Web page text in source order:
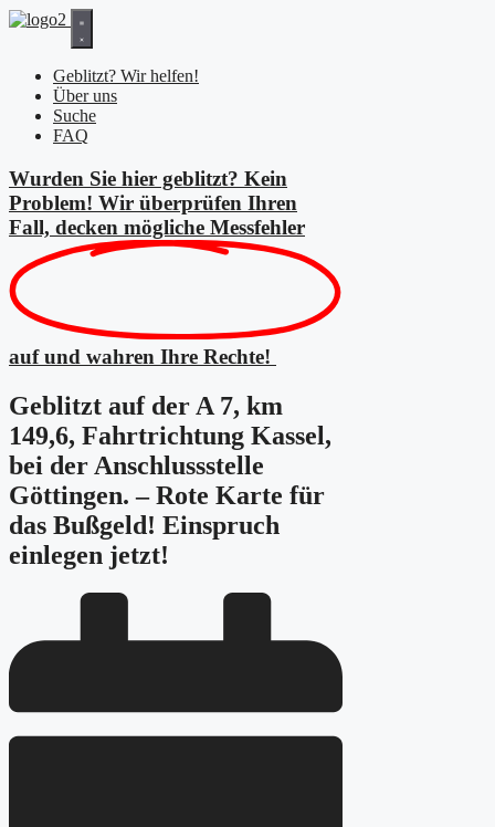
Zum
Geblitzt? Wir helfen!
Über uns
Suche
FAQ
Wurden Sie hier geblitzt? Kein
Problem! Wir überprüfen Ihren
Fall, decken mögliche Messfehler
auf und wahren Ihre Rechte!
Geblitzt auf der A 7, km
149,6, Fahrtrichtung Kassel,
bei der Anschlussstelle
Göttingen. – Rote Karte für
das Bußgeld! Einspruch
einlegen jetzt!